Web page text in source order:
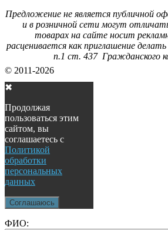
Предложение не является публичной
и в розничной сети могут
товарах на сайте носит
расценивается как приглашение
п.1 ст. 437 Гражданского
© 2011-2026
✖
Продолжая
пользоваться этим
сайтом, вы
соглашаетесь с
Политикой
обработки
персональных
данных
Соглашаюсь
ФИО: